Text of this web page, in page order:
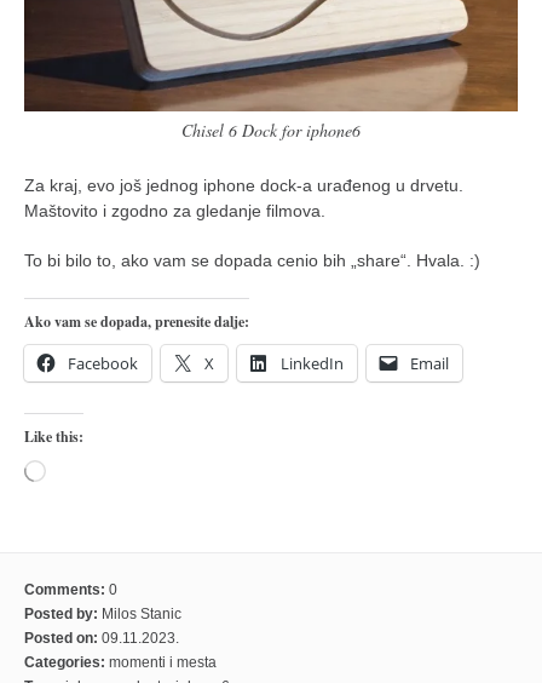
Chisel 6 Dock for iphone6
Za kraj, evo još jednog iphone dock-a urađenog u drvetu.
Maštovito i zgodno za gledanje filmova.
To bi bilo to, ako vam se dopada cenio bih „share“. Hvala. :)
Ako vam se dopada, prenesite dalje:
Facebook X LinkedIn Email
Like this:
Loading…
Comments: 0
Posted by: Milos Stanic
Posted on: 09.11.2023.
Categories: momenti i mesta